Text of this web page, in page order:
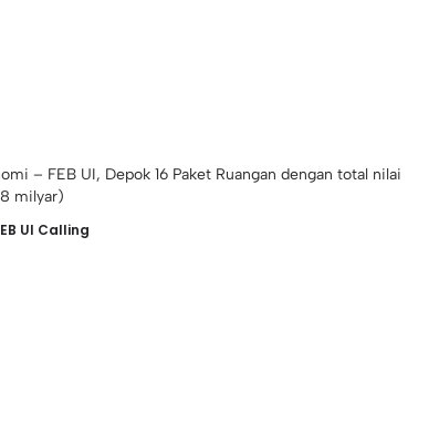
– FEB UI, Depok 16 Paket Ruangan dengan total nilai
milyar)
UI Calling